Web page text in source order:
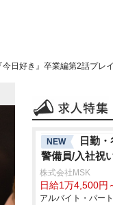
日好き』卒業編第2話プレ
NEW
日勤
警備員/入社祝
株式会社MSK
日給1万4,500円
アルバイト・パー